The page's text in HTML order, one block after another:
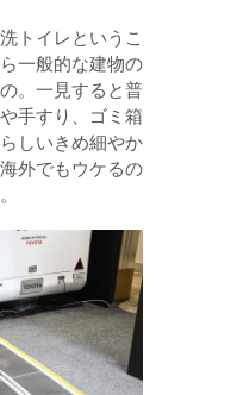
トイレというこ
一般的な建物の
。一見すると普
手すり、ゴミ箱
しいきめ細やか
外でもウケるの